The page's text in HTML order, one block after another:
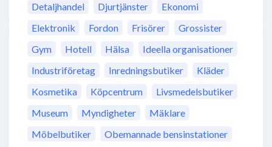
Detaljhandel
Djurtjänster
Ekonomi
Elektronik
Fordon Frisörer
Grossister
Gym
Hotell Hälsa
Ideella organisationer
Industriföretag
Inredningsbutiker
Kläder
Kosmetika
Köpcentrum
Livsmedelsbutiker
Museum
Myndigheter
Mäklare
Möbelbutiker
Obemannade bensinstationer